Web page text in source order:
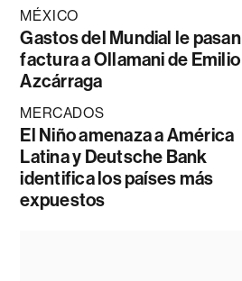
MÉXICO
Gastos del Mundial le pasan
factura a Ollamani de Emilio
Azcárraga
MERCADOS
El Niño amenaza a América
Latina y Deutsche Bank
identifica los países más
expuestos